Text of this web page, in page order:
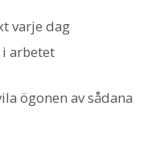
varje dag
arbetet
ögonen av sådana